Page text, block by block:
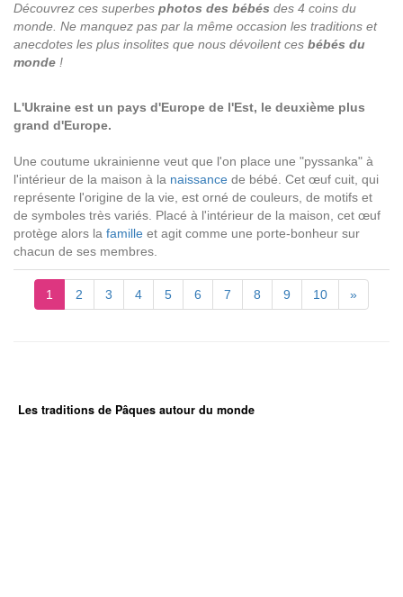
Découvrez ces superbes photos des bébés des 4 coins du
monde. Ne manquez pas par la même occasion les traditions et
anecdotes les plus insolites que nous dévoilent ces bébés du
monde !
L'Ukraine est un pays d'Europe de l'Est, le deuxième plus
grand d'Europe.
Une coutume ukrainienne veut que l'on place une "pyssanka" à
l'intérieur de la maison à la naissance de bébé. Cet œuf cuit, qui
représente l'origine de la vie, est orné de couleurs, de motifs et
de symboles très variés. Placé à l'intérieur de la maison, cet œuf
protège alors la famille et agit comme une porte-bonheur sur
chacun de ses membres.
1 2 3 4 5 6 7 8 9 10 »
Les traditions de Pâques autour du monde